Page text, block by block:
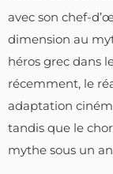
avec son chef-
dimension au
héros grec dans
récemment, le
adaptation
tandis que le
mythe sous un